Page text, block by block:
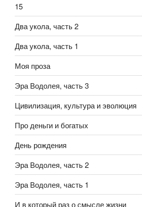
15
Два укола, часть 2
Два укола, часть 1
Моя проза
Эра Водолея, часть 3
Цивилизация, культура и эволюция
Про деньги и богатых
День рождения
Эра Водолея, часть 2
Эра Водолея, часть 1
И в который раз о смысле жизни